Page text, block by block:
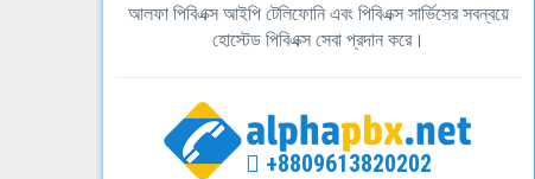
আলফা পিবিএক্স আইপি টেলিফোনি এবং পিবিএক্স সার্ভিসের সবন্বয়ে
হোস্টেড পিবিএক্স সেবা প্রদান করে।
+8809613820202